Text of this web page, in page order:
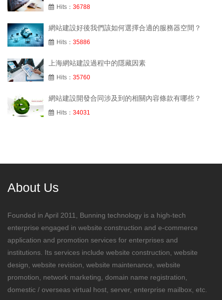
Hits： 36788
網站建設好後我們該如何選擇合適的服務器空間？
Hits： 35886
上海網站建設過程中的隱藏因素
Hits： 35760
網站建設開發合同涉及到的相關內容條款有哪些？
Hits： 34031
About Us
Founded in April 2011, Bunning technology is a high-tech
enterprise engaged in website construction and e-commerce
application and promotion services for enterprises and
institutions. Its services include website construction, website
design, website revision, website maintenance, website
promotion, network marketing, domain name registration,
domestic / overseas virtual host, server, enterprise mailbox, etc.